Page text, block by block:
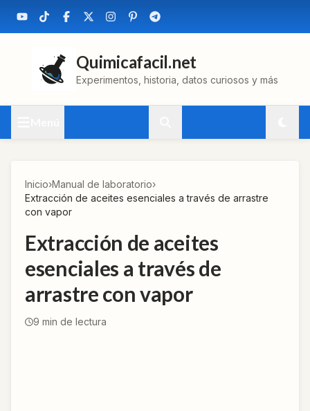
Quimicafacil.net
Experimentos, historia, datos curiosos y más
Inicio›Manual de laboratorio›
Extracción de aceites esenciales a través de arrastre
con vapor
Extracción de aceites
esenciales a través de
arrastre con vapor
9 min de lectura